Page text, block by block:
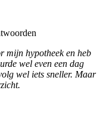
mijn hypotheek en heb
wel even een dag
wel iets sneller. Maar